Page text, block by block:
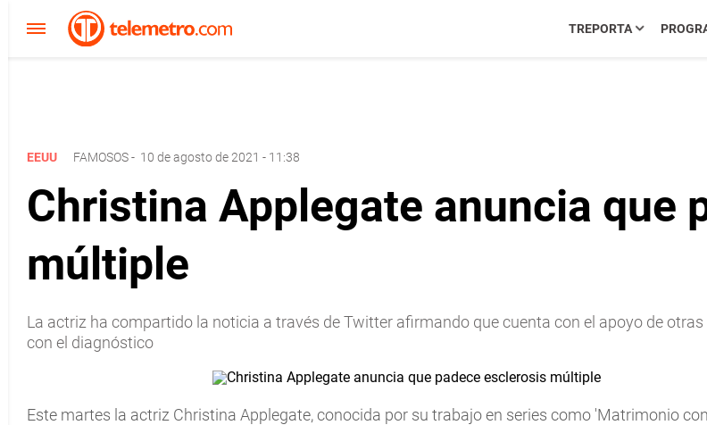
TREPORTA
EEUU FAMOSOS- 10 de agosto de 2021 - 11:38
Christina Applegate anuncia que
múltiple
La actriz ha compartido la noticia a través de Twitter afirmando que cuenta con el apoyo de
con el diagnóstico
Este martes la actriz Christina Applegate, conocida por su trabajo en series como 'Matrimonio